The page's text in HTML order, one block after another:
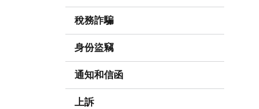
稅務詐騙
身份盜竊
通知和信函
上訴